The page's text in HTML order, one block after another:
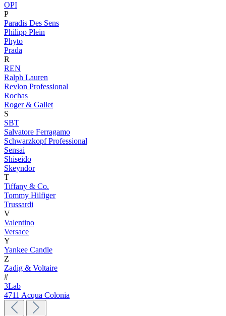
OPI
P
Paradis Des Sens
Philipp Plein
Phyto
Prada
R
REN
Ralph Lauren
Revlon Professional
Rochas
Roger & Gallet
S
SBT
Salvatore Ferragamo
Schwarzkopf Professional
Sensai
Shiseido
Skeyndor
T
Tiffany & Co.
Tommy Hilfiger
Trussardi
V
Valentino
Versace
Y
Yankee Candle
Z
Zadig & Voltaire
#
3Lab
4711 Acqua Colonia